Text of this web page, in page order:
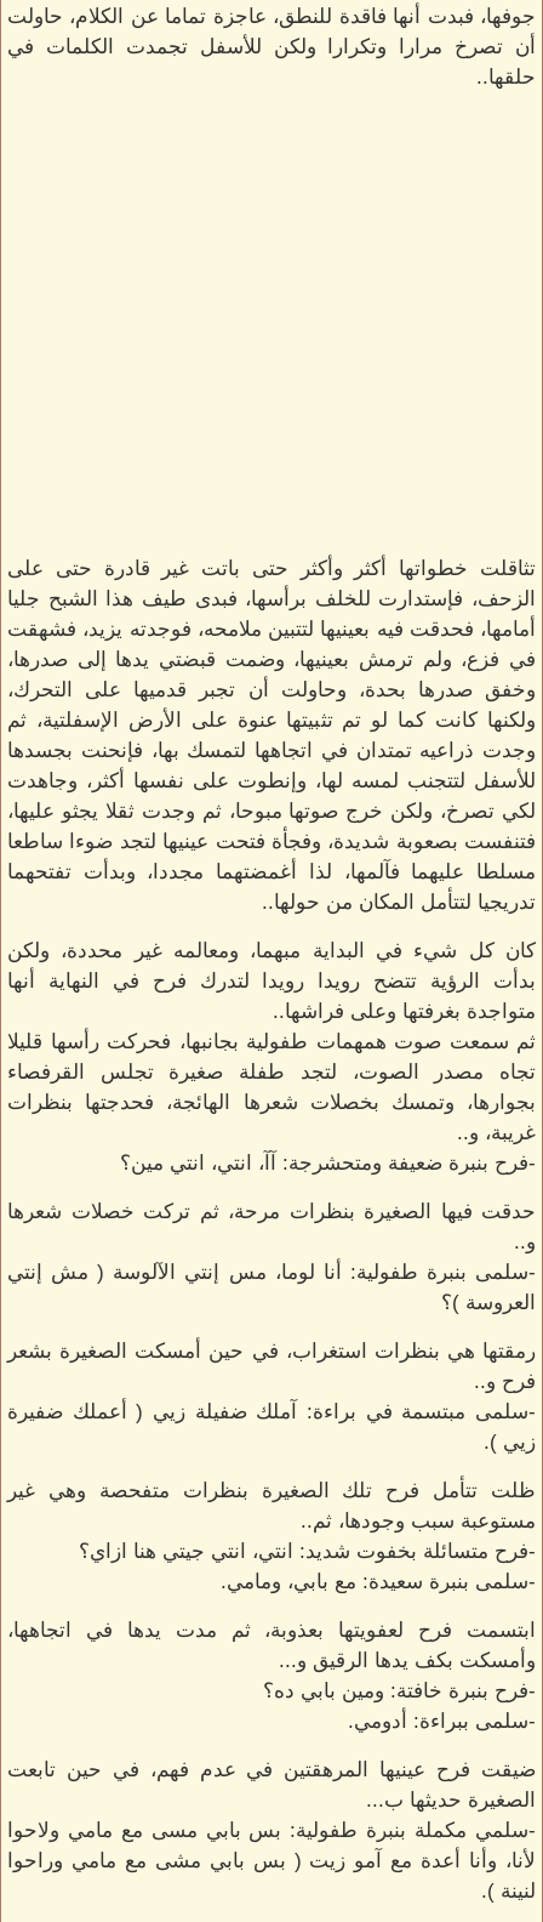
جوفها، فبدت أنها فاقدة للنطق، عاجزة تماما عن الكلام، حاولت
أن تصرخ مرارا وتكرارا ولكن للأسفل تجمدت الكلمات في
حلقها..
تثاقلت خطواتها أكثر وأكثر حتى باتت غير قادرة حتى على
الزحف، فإستدارت للخلف برأسها، فبدى طيف هذا الشبح جليا
أمامها، فحدقت فيه بعينيها لتتبين ملامحه، فوجدته يزيد، فشهقت
في فزع، ولم ترمش بعينيها، وضمت قبضتي يدها إلى صدرها،
وخفق صدرها بحدة، وحاولت أن تجبر قدميها على التحرك،
ولكنها كانت كما لو تم تثبيتها عنوة على الأرض الإسفلتية، ثم
وجدت ذراعيه تمتدان في اتجاهها لتمسك بها، فإنحنت بجسدها
للأسفل لتتجنب لمسه لها، وإنطوت على نفسها أكثر، وجاهدت
لكي تصرخ، ولكن خرج صوتها مبوحا، ثم وجدت ثقلا يجثو عليها،
فتنفست بصعوبة شديدة، وفجأة فتحت عينيها لتجد ضوءا ساطعا
مسلطا عليهما فآلمها، لذا أغمضتهما مجددا، وبدأت تفتحهما
تدريجيا لتتأمل المكان من حولها..
كان كل شيء في البداية مبهما، ومعالمه غير محددة، ولكن
بدأت الرؤية تتضح رويدا رويدا لتدرك فرح في النهاية أنها
متواجدة بغرفتها وعلى فراشها..
ثم سمعت صوت همهمات طفولية بجانبها، فحركت رأسها قليلا
تجاه مصدر الصوت، لتجد طفلة صغيرة تجلس القرفصاء
بجوارها، وتمسك بخصلات شعرها الهائجة، فحدجتها بنظرات
غريبة، و..
-فرح بنبرة ضعيفة ومتحشرجة: آآ، انتي، انتي مين؟
حدقت فيها الصغيرة بنظرات مرحة، ثم تركت خصلات شعرها
و..
-سلمى بنبرة طفولية: أنا لوما، مس إنتي الآلوسة ( مش إنتي
العروسة )؟
رمقتها هي بنظرات استغراب، في حين أمسكت الصغيرة بشعر
فرح و..
-سلمى مبتسمة في براءة: آملك ضفيلة زيي ( أعملك ضفيرة
زيي ).
ظلت تتأمل فرح تلك الصغيرة بنظرات متفحصة وهي غير
مستوعبة سبب وجودها، ثم..
-فرح متسائلة بخفوت شديد: انتي، انتي جيتي هنا ازاي؟
-سلمى بنبرة سعيدة: مع بابي، ومامي.
ابتسمت فرح لعفويتها بعذوبة، ثم مدت يدها في اتجاهها،
وأمسكت بكف يدها الرقيق و...
-فرح بنبرة خافتة: ومين بابي ده؟
-سلمى ببراءة: أدومي.
ضيقت فرح عينيها المرهقتين في عدم فهم، في حين تابعت
الصغيرة حديثها ب...
-سلمي مكملة بنبرة طفولية: بس بابي مسى مع مامي ولاحوا
لأنا، وأنا أعدة مع آمو زيت ( بس بابي مشى مع مامي وراحوا
لنينة ).